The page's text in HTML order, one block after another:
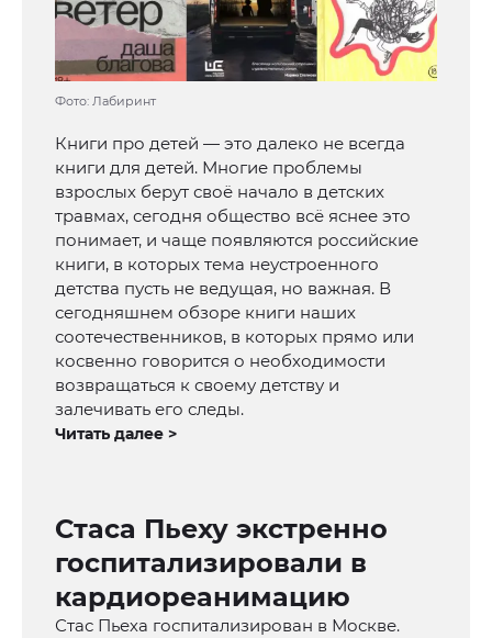
Фото: Лабиринт
Книги про детей — это далеко не всегда
книги для детей. Многие проблемы
взрослых берут своё начало в детских
травмах, сегодня общество всё яснее это
понимает, и чаще появляются российские
книги, в которых тема неустроенного
детства пусть не ведущая, но важная. В
сегодняшнем обзоре книги наших
соотечественников, в которых прямо или
косвенно говорится о необходимости
возвращаться к своему детству и
залечивать его следы.
Читать далее >
Стаса Пьеху экстренно
госпитализировали в
кардиореанимацию
Стас Пьеха госпитализирован в Москве.